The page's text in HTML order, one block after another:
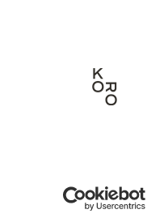
0130 Oslo